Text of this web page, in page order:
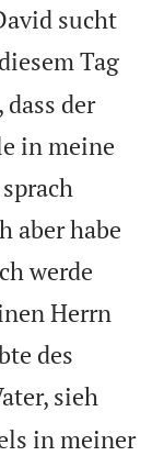
sucht
Tag
der
in meine
aber habe
werde
Herrn
des
sieh
in meiner